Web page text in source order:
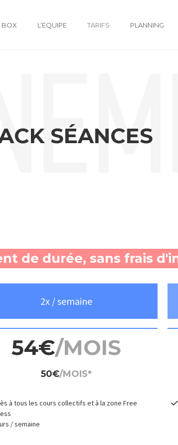
BOX L’EQUIPE TARIFS PLANNING
SÉANCES
de durée, sans frais
2x / semaine
54€/MOIS
50€/MOIS*
à tous les cours collectifs età la zone Free
/ semaine